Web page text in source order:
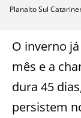
Planalto Sul
O inverno
mês e a
dura 45
persistem